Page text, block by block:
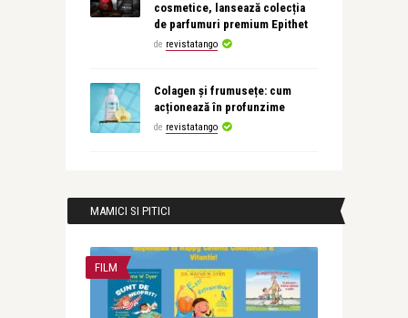
cosmetice, lansează colecția
de parfumuri premium Epithet
de revistatango
Colagen și frumusețe: cum
acționează în profunzime
de revistatango
MAMICI SI PITICI
FILM